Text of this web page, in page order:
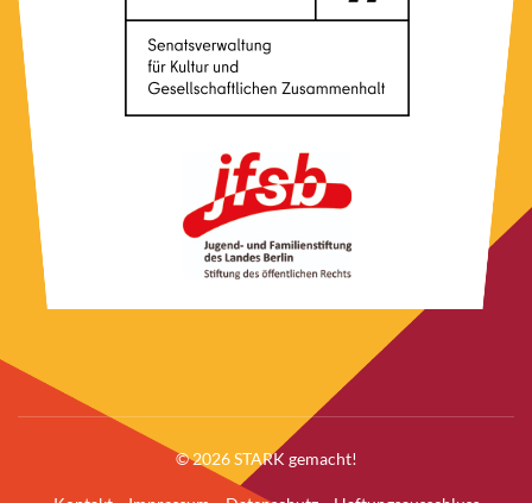
© 2026 STARK gemacht!